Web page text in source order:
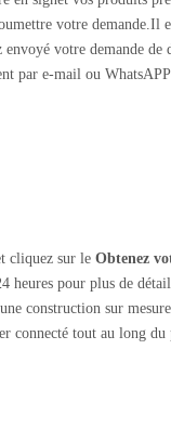
votre demande.Il
votre demande de
par e-mail ou
cliquez sur leObtenez
heures pour plus de
construction sur
connecté tout au long du